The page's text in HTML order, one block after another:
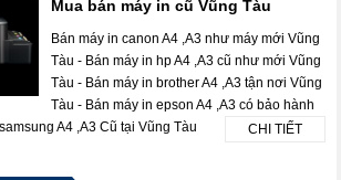
Mua bán máy in cũ Vũng Tàu
Bán máy in canon A4 ,A3 như máy mới Vũng
Tàu - Bán máy in hp A4 ,A3 cũ như mới Vũng
Tàu - Bán máy in brother A4 ,A3 tận nơi Vũng
Tàu - Bán máy in epson A4 ,A3 có bảo hành
A4 ,A3 Cũ tại Vũng Tàu
CHI TIẾT